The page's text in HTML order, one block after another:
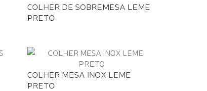
COLHER DE SOBREMESA LEME
PRETO
COLHER MESA INOX LEME
PRETO